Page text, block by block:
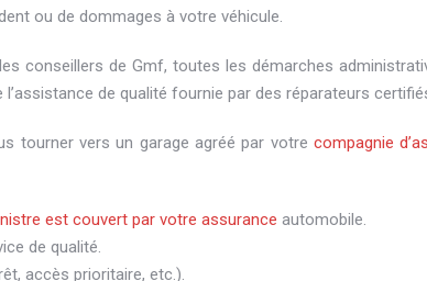
ou de dommages à votre véhicule.
conseillers de Gmf, toutes les démarches
de qualité fournie par des réparateurs
tourner vers un garage agréé par votre compagnie
est couvert par votre assurance automobile.
de qualité.
accès prioritaire, etc.).